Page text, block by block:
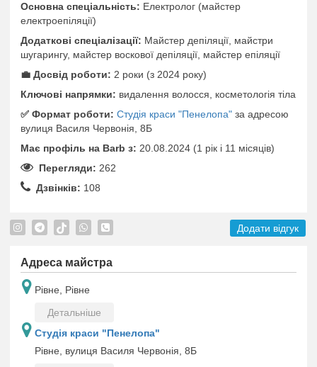
Основна спеціальність: Електролог (майстер
електроепіляції)
Додаткові спеціалізації: Майстер депіляції, майстри
шугарингу, майстер воскової депіляції, майстер епіляції
💼 Досвід роботи: 2 роки (з 2024 року)
Ключові напрямки: видалення волосся, косметологія тіла
✅️ Формат роботи: Студія краси "Пенелопа" за адресою
вулиця Василя Червонія, 8Б
Має профіль на Barb з: 20.08.2024 (1 рік i 11 місяців)
Перегляди: 262
Дзвінків: 108
Додати відгук
Адреса майстра
Рівне, Рівне
Детальніше
Студія краси "Пенелопа"
Рівне, вулиця Василя Червонія, 8Б